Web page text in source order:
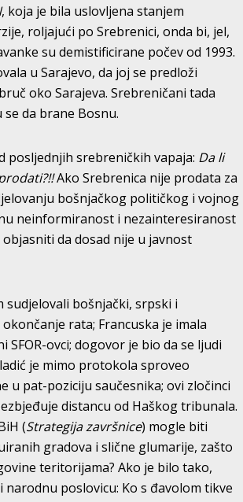
, koja je bila uslovljena stanjem
roljajući po Srebrenici, onda bi, jel,
su demistificirane počev od 1993.
u Sarajevo, da joj se predloži
oko Sarajeva. Srebreničani tada
da brane Bosnu.
posljednjih srebreničkih vapaja: Da li
Ako Srebrenica nije prodata za
bošnjačkog političkog i vojnog
neinformiranost i nezainteresiranost
da dosad nije u javnost
bošnjački, srpski i
rata; Francuska je imala
SFOR-ovci; dogovor je bio da se ljudi
je mimo protokola sproveo
u pat-poziciju saučesnika; ovi zločinci
distancu od Haškog tribunala.
(Strategija završnice) mogle biti
gradova i slične glumarije, zašto
teritorijama? Ako je bilo tako,
poslovicu: Ko s đavolom tikve